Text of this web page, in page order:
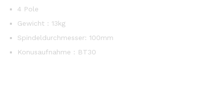
4 Pole
Gewicht : 13kg
Spindeldurchmesser: 100mm
Konusaufnahme : BT30